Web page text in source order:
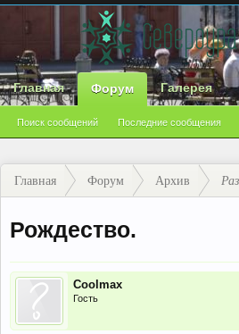
Главная Форум
Поиск сообщений Последние сообщения
Галерея
Главная Форум Архив
Рождество.
Coolmax
Гость